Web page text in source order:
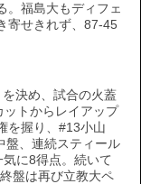
。福島大もディフェ
寄せきれず、87-45
決め、試合の火蓋
トからレイアップ
を握り、#13小山
盤、連続スティール
に8得点。続いて
盤は再び立教大ペ